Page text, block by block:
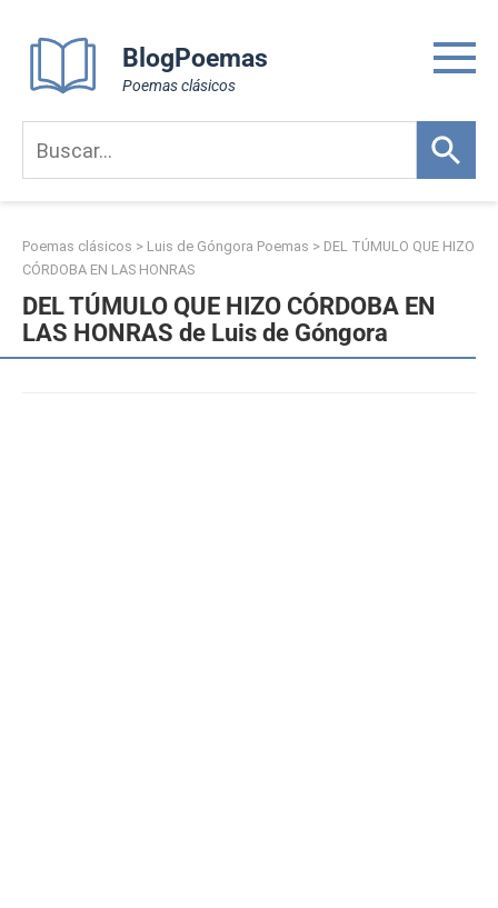
content
BlogPoemas
Poemas clásicos
Poemas clásicos > Luis de Góngora Poemas > DEL TÚMULO QUE HIZO
CÓRDOBA EN LAS HONRAS
DEL TÚMULO QUE HIZO CÓRDOBA EN
LAS HONRAS de Luis de Góngora